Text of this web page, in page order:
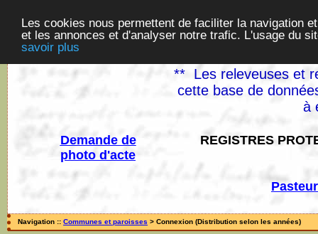
Les cookies nous permettent de faciliter la navigation
et les annonces et d'analyser notre trafic. L'usage du
savoir plus
** Les releveuses et
cette base de
à
Demande de
photo d'acte
REGISTRES
Navigation :: Communes et paroisses > Connexion (Distribution selon les années)